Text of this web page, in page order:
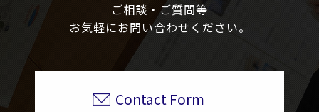
ご相談・ご質問等
お気軽にお問い合わせください。
Contact Form